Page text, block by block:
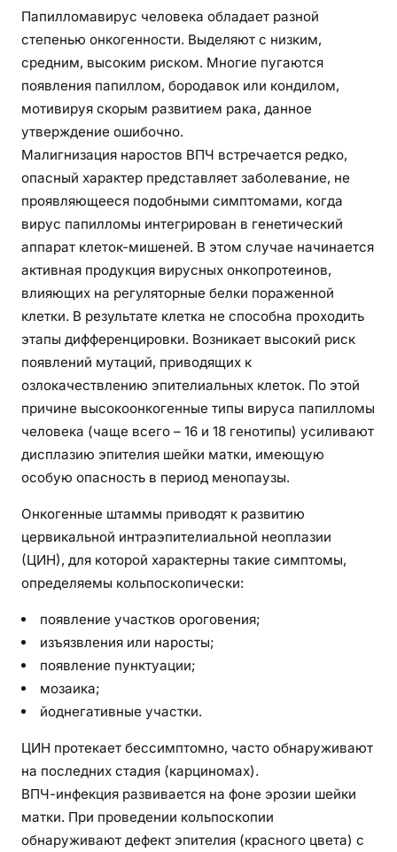
Папилломавирус человека обладает разной
степенью онкогенности. Выделяют с низким,
средним, высоким риском. Многие пугаются
появления папиллом, бородавок или кондилом,
мотивируя скорым развитием рака, данное
утверждение ошибочно.
Малигнизация наростов ВПЧ встречается редко,
опасный характер представляет заболевание, не
проявляющееся подобными симптомами, когда
вирус папилломы интегрирован в генетический
аппарат клеток-мишеней. В этом случае начинается
активная продукция вирусных онкопротеинов,
влияющих на регуляторные белки пораженной
клетки. В результате клетка не способна проходить
этапы дифференцировки. Возникает высокий риск
появлений мутаций, приводящих к
озлокачествлению эпителиальных клеток. По этой
причине высокоонкогенные типы вируса папилломы
человека (чаще всего – 16 и 18 генотипы) усиливают
дисплазию эпителия шейки матки, имеющую
особую опасность в период менопаузы.
Онкогенные штаммы приводят к развитию
цервикальной интраэпителиальной неоплазии
(ЦИН), для которой характерны такие симптомы,
определяемы кольпоскопически:
появление участков ороговения;
изъязвления или наросты;
появление пунктуации;
мозаика;
йоднегативные участки.
ЦИН протекает бессимптомно, часто обнаруживают
на последних стадия (карциномах).
ВПЧ-инфекция развивается на фоне эрозии шейки
матки. При проведении кольпоскопии
обнаруживают дефект эпителия (красного цвета) с